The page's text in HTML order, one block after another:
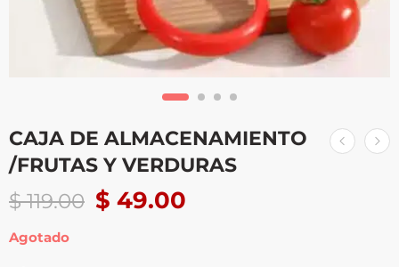
CAJA DE ALMACENAMIENTO
/FRUTAS Y VERDURAS
$119.00 $ 49.00
Agotado